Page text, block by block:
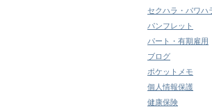
セクハラ・パワハ
パンフレット
パート・有期雇用
ブログ
ポケットメモ
個人情報保護
健康保険